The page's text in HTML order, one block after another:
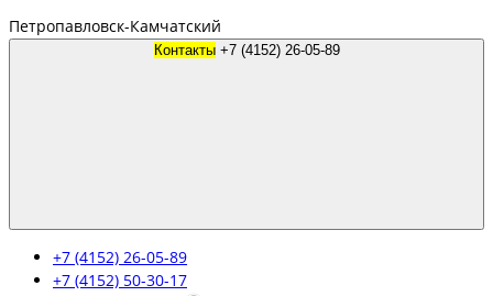
Петропавловск-Камчатский
Контакты +7 (4152) 26-05-89
+7 (4152) 26-05-89
+7 (4152) 50-30-17